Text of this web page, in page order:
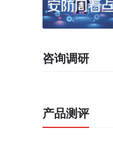
咨询调研
产品测评